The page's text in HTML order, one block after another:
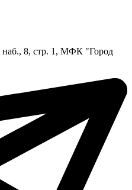
наб., 8, стр. 1, МФК "Город